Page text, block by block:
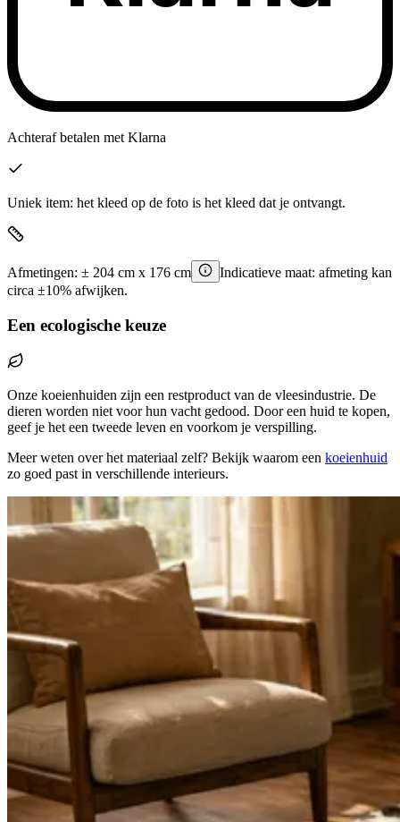
Achteraf betalen met Klarna
Uniek item: het kleed op de foto is het kleed dat je ontvangt.
Afmetingen: ± 204 cm x 176 cm
Indicatieve maat: afmeting kan
circa ±10% afwijken.
Een ecologische keuze
Onze koeienhuiden zijn een restproduct van de vleesindustrie. De
dieren worden niet voor hun vacht gedood. Door een huid te kopen,
geef je het een tweede leven en voorkom je verspilling.
Meer weten over het materiaal zelf? Bekijk waarom een koeienhuid
zo goed past in verschillende interieurs.